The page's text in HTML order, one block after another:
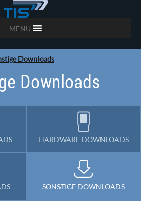
MENU
Downloads
Downloads
HARDWARE DOWNLOADS
SONSTIGE DOWNLOADS